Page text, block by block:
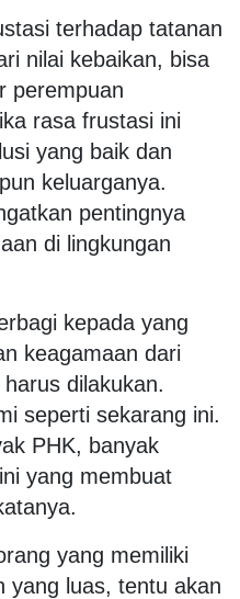
terhadap tatanan
nilai kebaikan, bisa
perempuan
rasa frustasi ini
yang baik dan
keluarganya.
pentingnya
di lingkungan
kepada yang
keagamaan dari
dilakukan.
seperti sekarang ini.
PHK, banyak
yang membuat
yang memiliki
yang luas, tentu akan